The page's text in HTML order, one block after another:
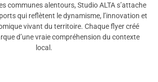
communes alentours, Studio ALTA s’attache
qui reflètent le dynamisme, l’innovation et
vivant du territoire. Chaque flyer créé
d’une vraie compréhension du contexte
local.